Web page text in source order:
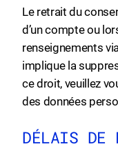
Le retrait du
d’un compte ou
renseignements
implique la
ce droit, veuillez
des données
DÉLAIS DE